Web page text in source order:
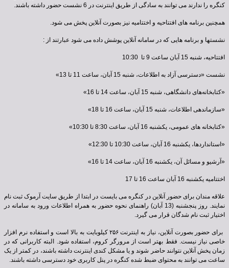
کنگره را ندارند می توانند به سادگی از طریق اینترنت در 6 نشست حضور داشته باشند.
همچنین برنامه های افتتاحیه و اختتامیه نیز بصورت آنلاین پخش می شود.
نشستها و برنامه هایی که در سامانه آنلاین پوشش داده می شود عبارتند از :
افتتاحیه، شنبه 15 آبان ساعت 9 تا 10:30
نشست «دسترسی آزاد به اطلاعات، شنبه 15 آبان، ساعت 11 تا 13»
«کتابخانه‌های دانشگاهی، شنبه 15 آبان، ساعت 14 تا 16»
«سازماندهی اطلاعات، شنبه 15 آبان، ساعت 16 تا 18»
«کتابخانه های عمومی، یکشنبه 16 آبان، ساعت 8:30 تا 10:30»
«استانداردها، یکشنبه 16 آبان، ساعت 10:30 تا 12:30»
«آرشیو و مسائل آن، یکشنبه 16 آبان، ساعت 14 تا 16»
اختتامیه یکشنبه 16 آبان ساعت 16 تا 17
علاقه مندان برای حضور آنلاین در کنگره می بایست در ابتدا از طریق سایت آرموک ثبت نام
نمایند. روز پنجشنبه (13 آبان) راهنمای نحوه حضور به همراه اطلاعات ورود به سامانه در
اختیار ثبت نام شدگان قرار می گیرد.
برای حضور بصورت آنلاین، نیاز به اینترنت۲۵۶ کیلوبایت به بالا است و استفاده نرم افزار
خاصی نیاز نیست. فقط بهتر است از مرورگر کروم، استفاده شود. البته کاربرانی که در
زمان پخش آنلاین نتوانند حاضر شوند و یا مشکل کندی اینترنت داشته باشند، در کمتر از یک
ساعت می توانند به محتوای ضبط شده کنگره در پنل کاربری خود دسترسی داشته باشند.